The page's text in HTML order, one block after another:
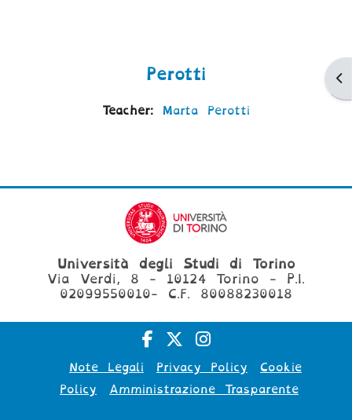
Perotti
Teacher: Marta Perotti
Università degli Studi di Torino
Via Verdi, 8 - 10124 Torino - P.I.
02099550010- C.F. 80088230018
Note Legali Privacy Policy
Cookie
Policy
Amministrazione Trasparente